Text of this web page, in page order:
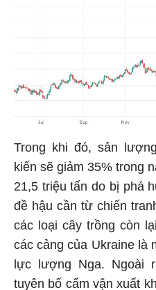
Trong khi đó, sản
kiến sẽ giảm 35% trong
21,5 triệu tấn do bị phá
đề hậu cần từ chiến
các loại cây trồng còn
các cảng của Ukraine là
lực lượng Nga. Ngoài
tuyên bố cấm vận xuất